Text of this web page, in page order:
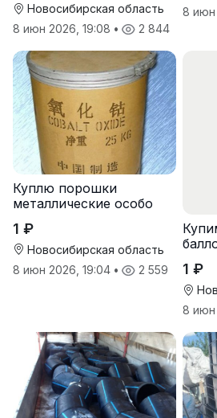
Новосибирская область
8 июн 2026, 19:08 • 2 844
8 июн
Куплю порошки
металлические особо
1 ₽
Новосибирская область
8 июн 2026, 19:04 • 2 559 1 ₽
8 июн